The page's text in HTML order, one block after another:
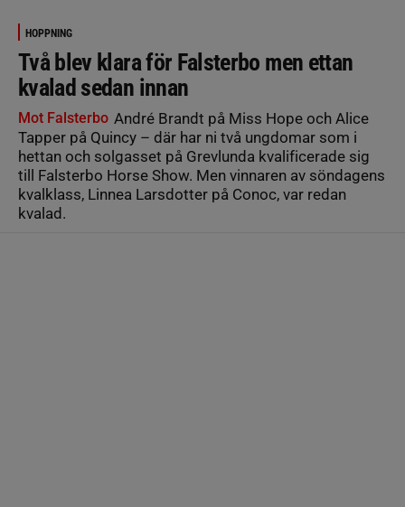
HOPPNING
Två blev klara för Falsterbo men ettan
kvalad sedan innan
Mot Falsterbo André Brandt på Miss Hope och Alice
Tapper på Quincy – där har ni två ungdomar som i
hettan och solgasset på Grevlunda kvalificerade sig
till Falsterbo Horse Show. Men vinnaren av söndagens
kvalklass, Linnea Larsdotter på Conoc, var redan
kvalad.